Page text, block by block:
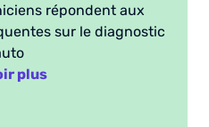
répondent aux
sur le diagnostic
plus